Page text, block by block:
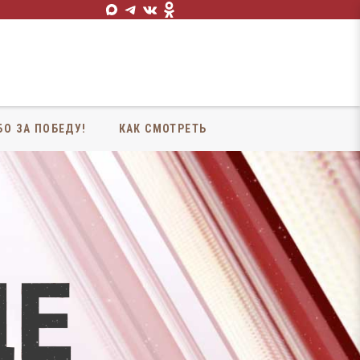
ЗА ПОБЕДУ! КАК СМОТРЕТЬ